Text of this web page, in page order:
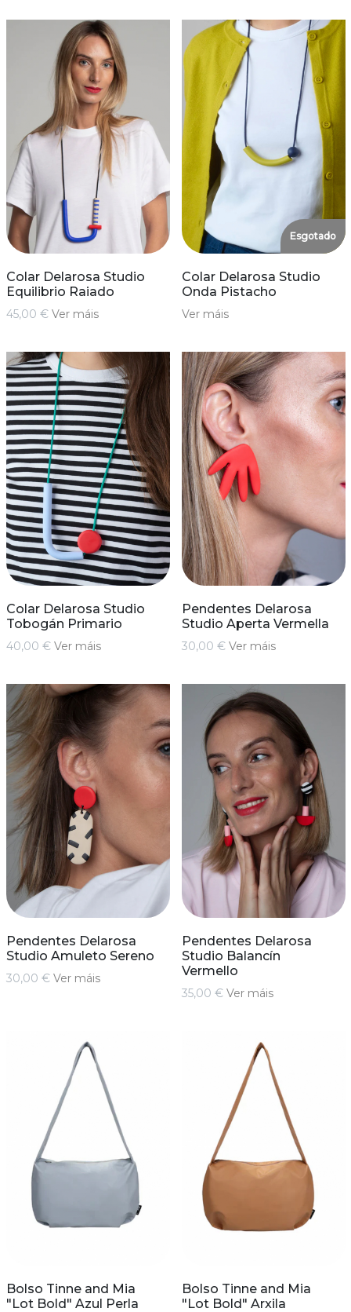
Colar Delarosa Studio
Equilibrio Raiado
45,00 € Ver máis
Esgotado
Colar Delarosa Studio
Onda Pistacho
Ver máis
Colar Delarosa Studio
Tobogán Primario
40,00 € Ver máis
Pendentes Delarosa
Studio Aperta Vermella
30,00 € Ver máis
Pendentes Delarosa
Studio Amuleto Sereno
30,00 € Ver máis
Pendentes Delarosa
Studio Balancín
Vermello
35,00 € Ver máis
Bolso Tinne and Mia
"Lot Bold" Azul Perla
Bolso Tinne and Mia
"Lot Bold" Arxila